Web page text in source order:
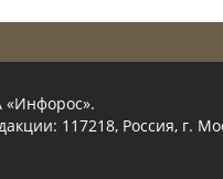
117218, Россия, г.